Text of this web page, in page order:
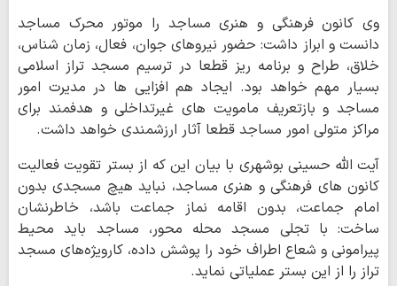
وی کانون فرهنگی و هنری مساجد را موتور محرک مساجد
دانست و ابراز داشت: حضور نیروهای جوان، فعال، زمان شناس،
خلاق، طراح و برنامه ریز قطعا در ترسیم مسجد تراز اسلامی
بسیار مهم خواهد بود. ایجاد هم افزایی ها در مدیرت امور
مساجد و بازتعریف مامویت های غیرتداخلی و هدفمند برای
مراکز متولی امور مساجد قطعا آثار ارزشمندی خواهد داشت.
آیت الله حسینی بوشهری با بیان این که از بستر تقویت فعالیت
کانون های فرهنگی و هنری مساجد، نباید هیچ مسجدی بدون
امام جماعت، بدون اقامه نماز جماعت باشد، خاطرنشان
ساخت: با تجلی مسجد محله محور، مساجد باید محیط
پیرامونی و شعاع اطراف خود را پوشش داده، کارویژه‌های مسجد
تراز را از این بستر عملیاتی نماید.